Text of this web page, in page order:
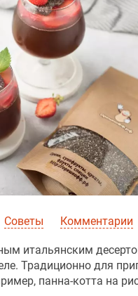
Советы Комментарии
итальянским
Традиционно для
панна-котта на